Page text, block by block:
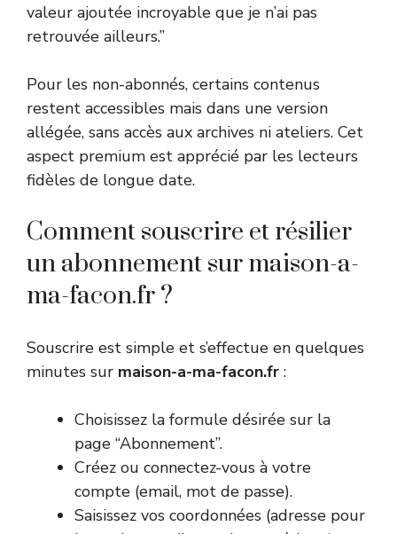
valeur ajoutée incroyable que je n’ai pas
retrouvée ailleurs.”
Pour les non-abonnés, certains contenus
restent accessibles mais dans une version
allégée, sans accès aux archives ni ateliers. Cet
aspect premium est apprécié par les lecteurs
fidèles de longue date.
Comment souscrire et résilier
un abonnement sur maison-a-
ma-facon.fr ?
Souscrire est simple et s’effectue en quelques
minutes sur maison-a-ma-facon.fr :
Choisissez la formule désirée sur la
page “Abonnement”.
Créez ou connectez-vous à votre
compte (email, mot de passe).
Saisissez vos coordonnées (adresse pour